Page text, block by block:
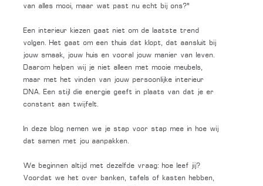
van alles mooi, maar wat past nu echt bij ons?”
Een interieur kiezen gaat niet om de laatste trend
volgen. Het gaat om een thuis dat klopt, dat aansluit bij
jouw smaak, jouw huis en vooral jouw manier van leven.
Daarom helpen wij je niet alleen met mooie meubels,
maar met het vinden van jouw persoonlijke interieur
DNA. Een stijl die energie geeft in plaats van dat je er
constant aan twijfelt.
In deze blog nemen we je stap voor stap mee in hoe wij
dat samen met jou aanpakken.
We beginnen altijd met dezelfde vraag: hoe leef jij?
Voordat we het over banken, tafels of kasten hebben,